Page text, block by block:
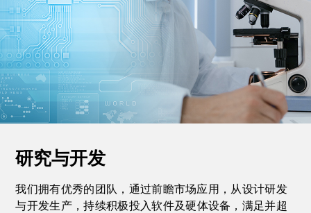
研究与开发
我们拥有优秀的团队，通过前瞻市场应用，从设计研发
与开发生产，持续积极投入软件及硬体设备，满足并超